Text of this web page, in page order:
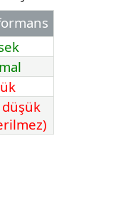
düşük